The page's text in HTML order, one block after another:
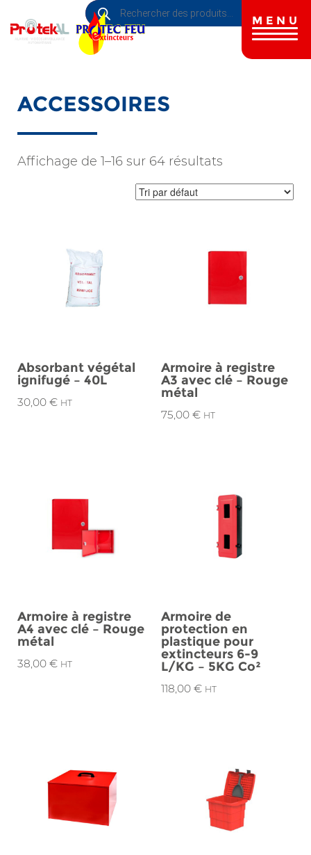
contenu
Recherche
de
produits MENU
ACCESSOIRES
Affichage de 1–16 sur 64 résultats
Absorbant végétal
ignifugé – 40L
30,00 € HT
Armoire à registre
A3 avec clé – Rouge
métal
75,00 € HT
Armoire à registre
A4 avec clé – Rouge
métal
38,00 € HT
Armoire de
protection en
plastique pour
extincteurs 6-9
L/KG – 5KG Co²
118,00 € HT